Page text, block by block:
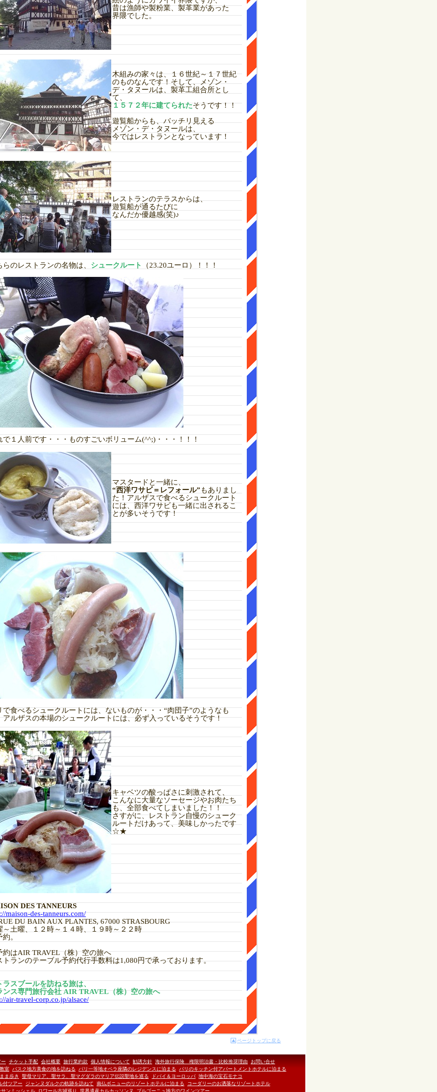
昔は漁師や製粉業、製革業があった
界隈でした。
木組みの家々は、１６世紀～１７世紀
のものなんです！そして、メゾン・
デ・タヌールは、製革工組合所とし
て、
１５７２年に建てられたそうです！！
遊覧船からも、バッチリ見える
メゾン・デ・タヌールは、
今ではレストランとなっています！
レストランのテラスからは、
遊覧船が通るたびに
なんだか優越感(笑)♪
らのレストランの名物は、 シュークルート （23.20ユーロ）！！！
で１人前です・・・ものすごいボリューム(^^;)・・・！！！
マスタードと一緒に、
“西洋ワサビ＝レフォール”もありまし
た！アルザスで食べるシュークルート
には、西洋ワサビも一緒に出されるこ
とが多いそうです！
で食べるシュークルートには、ないものが・・・“肉団子”のようなも
アルザスの本場のシュークルートには、必ず入っているそうです！
キャベツの酸っぱさに刺激されて、
こんなに大量なソーセージやお肉たち
も、全部食べてしまいました！！
さすがに、レストラン自慢のシューク
ルートだけあって、美味しかったです
☆★
DES TANNEURS
maison-des-tanneurs.com/
DU BAIN AUX PLANTES, 67000 STRASBOURG
～土曜、１２時～１４時、１９時～２２時
。
約はAIR TRAVEL（株）空の旅へ
トランのテーブル予約代行手数料は1,080円で承っております。
ラスブールを訪ねる旅は、
ンス専門旅行会社 AIR TRAVEL（株）空の旅へ
air-travel-corp.co.jp/alsace/
ページトップに戻る
チケット手配 会社概要 旅行業約款 個人情報について 勧誘方針 海外旅行保険 権限明治書・比較推奨理由
お問い合せ
室
バスク地方美食の地を訪ねる パリ一等地オペラ座隣のレジデンスに泊まる
パリのキッチン付アパートメントホテルに泊まる
ま歩き
聖母マリア、聖サラ、聖マグダラのマリア伝説聖地を巡る ドバイ＆ヨーロッパ 地中海の宝石モナコ
付ツアー
ジャンヌダルクの軌跡を訪ねて 南仏ボニューのリゾートホテルに泊まる
コーダリーのお洒落なリゾートホテル
サンミッシェル
ロワール古城巡り 世界遺産カルカッソンヌ ブルゴーニュ地方のワインツアー